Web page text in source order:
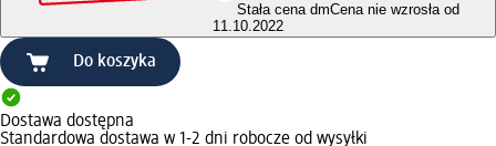
Stała cena dmCena nie wzrosła od
11.10.2022
Do koszyka
Dostawa dostępna
Standardowa dostawa w 1-2 dni robocze od wysyłki